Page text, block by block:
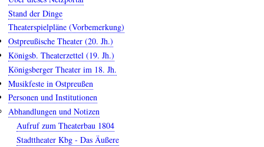
Stand der Dinge
Theaterspielpläne (Vorbemerkung)
Ostpreußische Theater (20. Jh.)
Königsb. Theaterzettel (19. Jh.)
Königsberger Theater im 18. Jh.
Musikfeste in Ostpreußen
Personen und Institutionen
Abhandlungen und Notizen
Aufruf zum Theaterbau 1804
Stadttheater Kbg - Das Äußere